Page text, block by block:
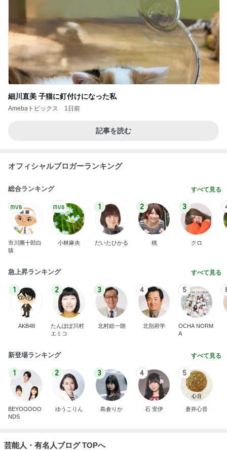
細川直美 子猫に釘付けになった私
Amebaトピックス 1日前
記事を読む
オフィシャルブロガーランキング
総合ランキング すべて見る
市川團十郎白
猿
小林麻央
1
だいたひかる
2
桃
3
クロ
急上昇ランキング すべて見る
1
AKB48
2
たんぽぽ川村
エミコ
3
北村総一朗
4
北別府学
5
OCHA NORM
A
新登場ランキング すべて見る
1
BEYOOOOO
NDS
2
ゆうこりん
3
島倉りか
4
石 安伊
5
蒼井心音
芸能人・有名人ブログ TOPへ